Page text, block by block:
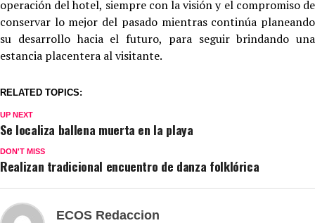
operación del hotel, siempre con la visión y el compromiso de
conservar lo mejor del pasado mientras continúa planeando
su desarrollo hacia el futuro, para seguir brindando una
estancia placentera al visitante.
RELATED TOPICS:
UP NEXT
Se localiza ballena muerta en la playa
DON'T MISS
Realizan tradicional encuentro de danza folklórica
ECOS Redaccion